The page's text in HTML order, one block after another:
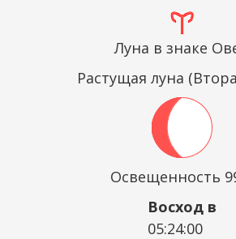
Луна в знаке
Растущая луна
Освещенность
Восход в
05:24:00